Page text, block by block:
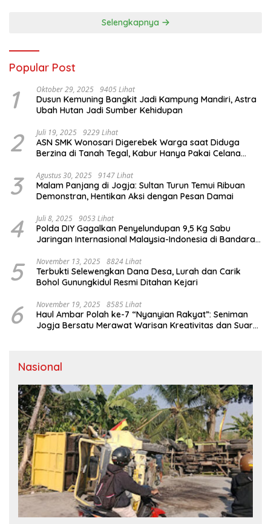
Selengkapnya
Popular Post
1 Oktober 29, 2025 9405 Lihat
Dusun Kemuning Bangkit Jadi Kampung Mandiri, Astra
Ubah Hutan Jadi Sumber Kehidupan
2 Juli 19, 2025 9229 Lihat
ASN SMK Wonosari Digerebek Warga saat Diduga
Berzina di Tanah Tegal, Kabur Hanya Pakai Celana
3 Agustus 30, 2025 9147 Lihat
Malam Panjang di Jogja: Sultan Turun Temui Ribuan
Demonstran, Hentikan Aksi dengan Pesan Damai
4 Juli 8, 2025 9053 Lihat
Polda DIY Gagalkan Penyelundupan 9,5 Kg Sabu
Jaringan Internasional Malaysia-Indonesia di Bandara
5 November 13, 2025 8824 Lihat
Terbukti Selewengkan Dana Desa, Lurah dan Carik
Bohol Gunungkidul Resmi Ditahan Kejari
6 November 19, 2025 8585 Lihat
Haul Ambar Polah ke-7 “Nyanyian Rakyat”: Seniman
Jogja Bersatu Merawat Warisan Kreativitas dan Suara
Nasional